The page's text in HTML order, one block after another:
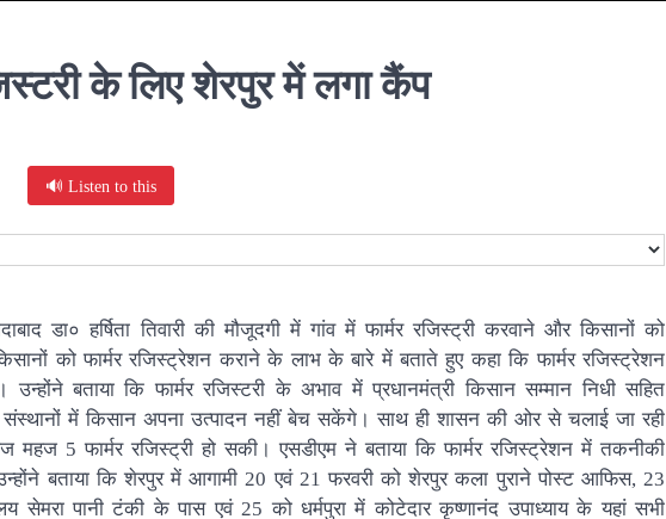
के लिए शेरपुर में लगा कैंप
🔊 Listen to this
डा० हर्षिता तिवारी की मौजूदगी में गांव में फार्मर रजिस्ट्री करवाने और किसानों को
को फार्मर रजिस्ट्रेशन कराने के लाभ के बारे में बताते हुए कहा कि फार्मर रजिस्ट्रेशन
बताया कि फार्मर रजिस्टरी के अभाव में प्रधानमंत्री किसान सम्मान निधी सहित
में किसान अपना उत्पादन नहीं बेच सकेंगे। साथ ही शासन की ओर से चलाई जा रही
5 फार्मर रजिस्ट्री हो सकी। एसडीएम ने बताया कि फार्मर रजिस्ट्रेशन में तकनीकी
बताया कि शेरपुर में आगामी 20 एवं 21 फरवरी को शेरपुर कला पुराने पोस्ट आफिस, 23
सेमरा पानी टंकी के पास एवं 25 को धर्मपुरा में कोटेदार कृष्णानंद उपाध्याय के यहां सभी